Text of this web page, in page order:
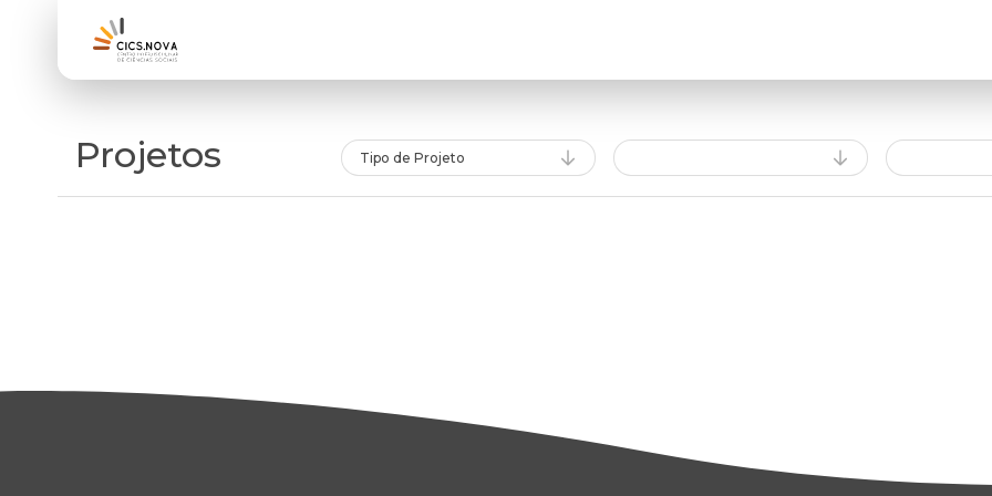
Projetos Tipo de Projeto